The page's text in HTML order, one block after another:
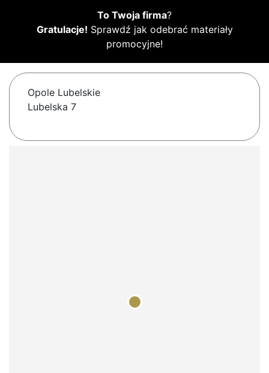
To Twoja firma?
Gratulacje! Sprawdź jak odebrać materiały
promocyjne!
Opole Lubelskie
Lubelska 7